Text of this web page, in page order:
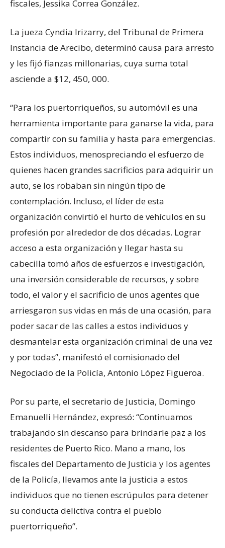
fiscales, Jessika Correa González.
La jueza Cyndia Irizarry, del Tribunal de Primera
Instancia de Arecibo, determinó causa para arresto
y les fijó fianzas millonarias, cuya suma total
asciende a $12, 450, 000.
“Para los puertorriqueños, su automóvil es una
herramienta importante para ganarse la vida, para
compartir con su familia y hasta para emergencias.
Estos individuos, menospreciando el esfuerzo de
quienes hacen grandes sacrificios para adquirir un
auto, se los robaban sin ningún tipo de
contemplación. Incluso, el líder de esta
organización convirtió el hurto de vehículos en su
profesión por alrededor de dos décadas. Lograr
acceso a esta organización y llegar hasta su
cabecilla tomó años de esfuerzos e investigación,
una inversión considerable de recursos, y sobre
todo, el valor y el sacrificio de unos agentes que
arriesgaron sus vidas en más de una ocasión, para
poder sacar de las calles a estos individuos y
desmantelar esta organización criminal de una vez
y por todas”, manifestó el comisionado del
Negociado de la Policía, Antonio López Figueroa.
Por su parte, el secretario de Justicia, Domingo
Emanuelli Hernández, expresó: “Continuamos
trabajando sin descanso para brindarle paz a los
residentes de Puerto Rico. Mano a mano, los
fiscales del Departamento de Justicia y los agentes
de la Policía, llevamos ante la justicia a estos
individuos que no tienen escrúpulos para detener
su conducta delictiva contra el pueblo
puertorriqueño”.